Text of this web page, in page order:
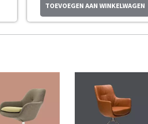
TOEVOEGEN AAN WINKELWAGEN